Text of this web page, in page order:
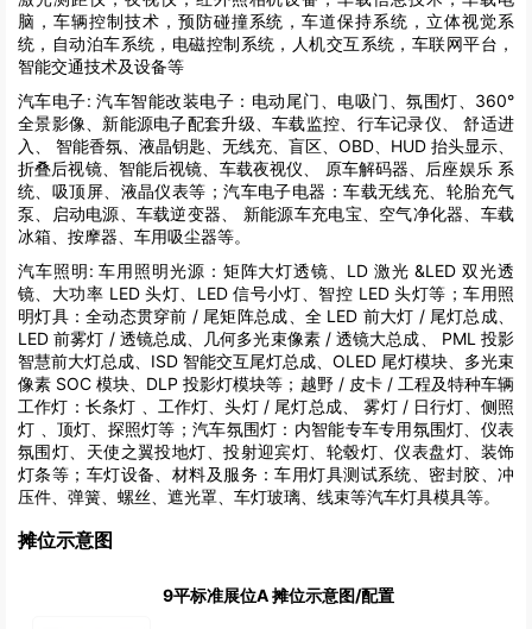
脑，车辆控制技术，预防碰撞系统，车道保持系统，立体视觉系
统，自动泊车系统，电磁控制系统，人机交互系统，车联网平台，
智能交通技术及设备等
汽车电子: 汽车智能改装电子：电动尾门、电吸门、氛围灯、360°
全景影像、新能源电子配套升级、车载监控、行车记录仪、 舒适进
入、 智能香氛、液晶钥匙、无线充、盲区、OBD、HUD 抬头显示、
折叠后视镜、智能后视镜、车载夜视仪、 原车解码器、后座娱乐 系
统、吸顶屏、液晶仪表等；汽车电子电器：车载无线充、轮胎充气
泵、启动电源、车载逆变器、 新能源车充电宝、空气净化器、车载
冰箱、按摩器、车用吸尘器等。
汽车照明: 车用照明光源：矩阵大灯透镜、LD 激光 &LED 双光透
镜、大功率 LED 头灯、LED 信号小灯、智控 LED 头灯等；车用照
明灯具：全动态贯穿前 / 尾矩阵总成、全 LED 前大灯 / 尾灯总成、
LED 前雾灯 / 透镜总成、几何多光束像素 / 透镜大总成、 PML 投影
智慧前大灯总成、ISD 智能交互尾灯总成、OLED 尾灯模块、多光束
像素 SOC 模块、DLP 投影灯模块等；越野 / 皮卡 / 工程及特种车辆
工作灯：长条灯 、工作灯、头灯 / 尾灯总成、 雾灯 / 日行灯、侧照
灯 、顶灯、探照灯等；汽车氛围灯：内智能专车专用氛围灯、仪表
氛围灯、天使之翼投地灯、投射迎宾灯、轮毂灯、仪表盘灯、装饰
灯条等；车灯设备、材料及服务：车用灯具测试系统、密封胶、冲
压件、弹簧、螺丝、遮光罩、车灯玻璃、线束等汽车灯具模具等。
摊位示意图
9平标准展位A 摊位示意图/配置